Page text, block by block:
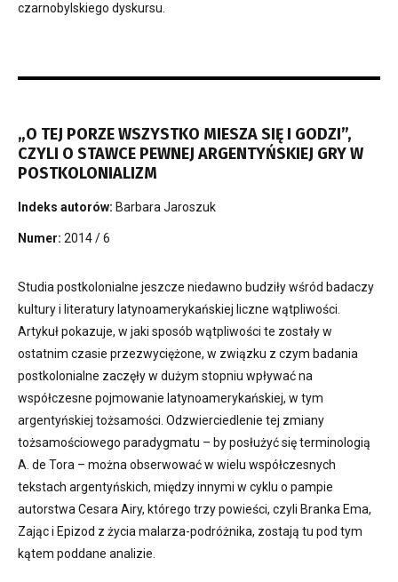
czarnobylskiego dyskursu.
„O TEJ PORZE WSZYSTKO MIESZA SIĘ I GODZI”,
CZYLI O STAWCE PEWNEJ ARGENTYŃSKIEJ GRY W
POSTKOLONIALIZM
Indeks autorów: Barbara Jaroszuk
Numer: 2014 / 6
Studia postkolonialne jeszcze niedawno budziły wśród badaczy
kultury i literatury latynoamerykańskiej liczne wątpliwości.
Artykuł pokazuje, w jaki sposób wątpliwości te zostały w
ostatnim czasie przezwyciężone, w związku z czym badania
postkolonialne zaczęły w dużym stopniu wpływać na
współczesne pojmowanie latynoamerykańskiej, w tym
argentyńskiej tożsamości. Odzwierciedlenie tej zmiany
tożsamościowego paradygmatu – by posłużyć się terminologią
A. de Tora – można obserwować w wielu współczesnych
tekstach argentyńskich, między innymi w cyklu o pampie
autorstwa Cesara Airy, którego trzy powieści, czyli Branka Ema,
Zając i Epizod z życia malarza-podróżnika, zostają tu pod tym
kątem poddane analizie.